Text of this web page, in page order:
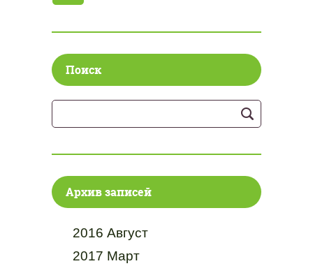
Поиск
Архив записей
2016 Август
2017 Март